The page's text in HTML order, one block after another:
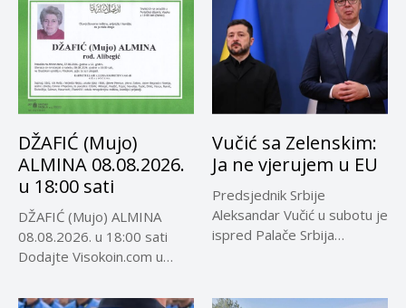
DŽAFIĆ (Mujo)
ALMINA 08.08.2026.
u 18:00 sati
DŽAFIĆ (Mujo) ALMINA
08.08.2026. u 18:00 sati
Dodajte Visokoin.com u
Vučić sa Zelenskim:
Ja ne vjerujem u EU
Predsjednik Srbije
Aleksandar Vučić u subotu je
ispred Palače Srbija